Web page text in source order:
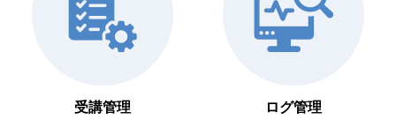
受講管理 ログ管理